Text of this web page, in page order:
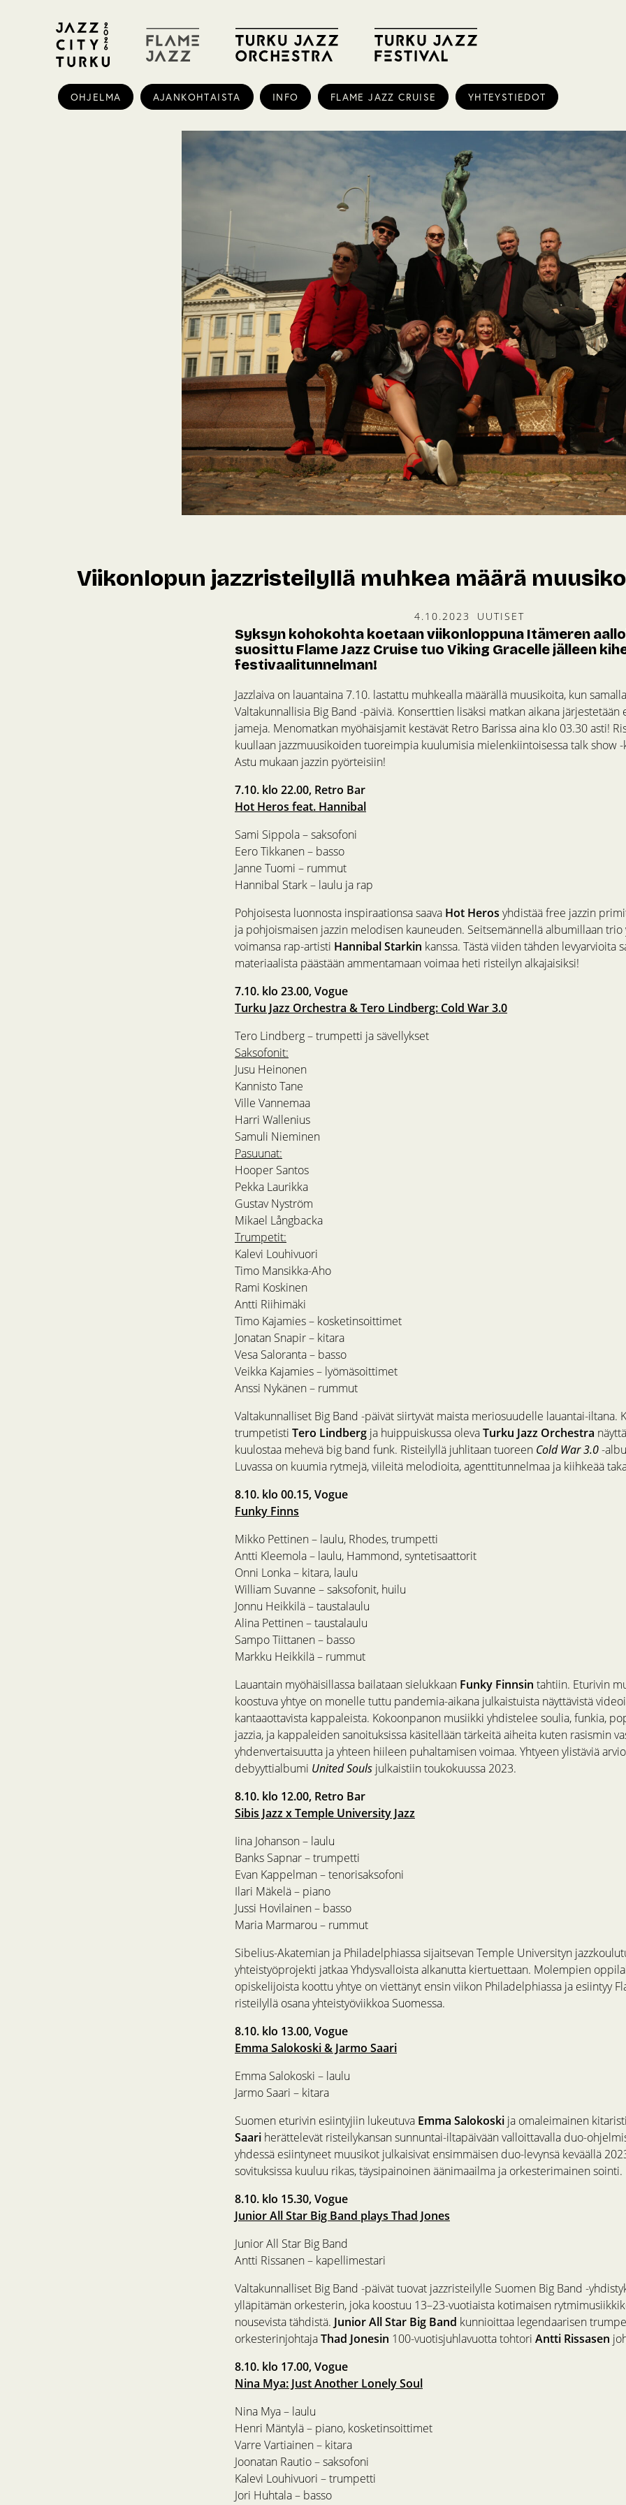
OHJELMA AJANKOHTAISTA INFO FLAME JAZZ CRUISE YHTEYSTIEDOT
Viikonlopun jazzristeilyllä muhkea määrä
4.10.2023 UUTISET
Syksyn kohokohta koetaan viikonloppuna Itämeren
suosittu Flame Jazz Cruise tuo Viking Gracelle jälleen
festivaalitunnelman!
Jazzlaiva on lauantaina 7.10. lastattu muhkealla määrällä muusikoita, kun
Valtakunnallisia Big Band -päiviä. Konserttien lisäksi matkan aikana järjestetään
jameja. Menomatkan myöhäisjamit kestävät Retro Barissa aina klo 03.30 asti!
kuullaan jazzmuusikoiden tuoreimpia kuulumisia mielenkiintoisessa talk show -
Astu mukaan jazzin pyörteisiin!
7.10. klo 22.00, Retro Bar
Hot Heros feat. Hannibal
Sami Sippola – saksofoni
Eero Tikkanen – basso
Janne Tuomi – rummut
Hannibal Stark – laulu ja rap
Pohjoisesta luonnosta inspiraationsa saava Hot Heros yhdistää free jazzin
ja pohjoismaisen jazzin melodisen kauneuden. Seitsemännellä albumillaan trio
voimansa rap-artisti Hannibal Starkin kanssa. Tästä viiden tähden levyarvioita
materiaalista päästään ammentamaan voimaa heti risteilyn alkajaisiksi!
7.10. klo 23.00, Vogue
Turku Jazz Orchestra & Tero Lindberg: Cold War 3.0
Tero Lindberg – trumpetti ja sävellykset
Saksofonit:
Jusu Heinonen
Kannisto Tane
Ville Vannemaa
Harri Wallenius
Samuli Nieminen
Pasuunat:
Hooper Santos
Pekka Laurikka
Gustav Nyström
Mikael Långbacka
Trumpetit:
Kalevi Louhivuori
Timo Mansikka-Aho
Rami Koskinen
Antti Riihimäki
Timo Kajamies – kosketinsoittimet
Jonatan Snapir – kitara
Vesa Saloranta – basso
Veikka Kajamies – lyömäsoittimet
Anssi Nykänen – rummut
Valtakunnalliset Big Band -päivät siirtyvät maista meriosuudelle lauantai-iltana.
trumpetisti Tero Lindberg ja huippuiskussa olevaTurku Jazz Orchestra
kuulostaa mehevä big band funk. Risteilyllä juhlitaan tuoreen Cold War 3.0-
Luvassa on kuumia rytmejä, viileitä melodioita, agenttitunnelmaa ja kiihkeää
8.10. klo 00.15, Vogue
Funky Finns
Mikko Pettinen – laulu, Rhodes, trumpetti
Antti Kleemola – laulu, Hammond, syntetisaattorit
Onni Lonka – kitara, laulu
William Suvanne – saksofonit, huilu
Jonnu Heikkilä – taustalaulu
Alina Pettinen – taustalaulu
Sampo Tiittanen – basso
Markku Heikkilä – rummut
Lauantain myöhäisillassa bailataan sielukkaan Funky Finnsin tahtiin. Eturivin
koostuva yhtye on monelle tuttu pandemia-aikana julkaistuista näyttävistä
kantaaottavista kappaleista. Kokoonpanon musiikki yhdistelee soulia, funkia,
jazzia, ja kappaleiden sanoituksissa käsitellään tärkeitä aiheita kuten rasismin
yhdenvertaisuutta ja yhteen hiileen puhaltamisen voimaa. Yhtyeen ylistäviä
debyyttialbumi United Souls julkaistiin toukokuussa 2023.
8.10. klo 12.00, Retro Bar
Sibis Jazz x Temple University Jazz
Iina Johanson – laulu
Banks Sapnar – trumpetti
Evan Kappelman – tenorisaksofoni
Ilari Mäkelä – piano
Jussi Hovilainen – basso
Maria Marmarou – rummut
Sibelius-Akatemian ja Philadelphiassa sijaitsevan Temple Universityn
yhteistyöprojekti jatkaa Yhdysvalloista alkanutta kiertuettaan. Molempien
opiskelijoista koottu yhtye on viettänyt ensin viikon Philadelphiassa ja esiintyy
risteilyllä osana yhteistyöviikkoa Suomessa.
8.10. klo 13.00, Vogue
Emma Salokoski & Jarmo Saari
Emma Salokoski – laulu
Jarmo Saari – kitara
Suomen eturivin esiintyjiin lukeutuva Emma Salokoski ja omaleimainen kitaristi
Saari herättelevät risteilykansan sunnuntai-iltapäivään valloittavalla duo-
yhdessä esiintyneet muusikot julkaisivat ensimmäisen duo-levynsä keväällä
sovituksissa kuuluu rikas, täysipainoinen äänimaailma ja orkesterimainen sointi.
8.10. klo 15.30, Vogue
Junior All Star Big Band plays Thad Jones
Junior All Star Big Band
Antti Rissanen – kapellimestari
Valtakunnalliset Big Band -päivät tuovat jazzristeilylle Suomen Big Band -
ylläpitämän orkesterin, joka koostuu 13–23-vuotiaista kotimaisen
nousevista tähdistä. Junior All Star Big Band kunnioittaa legendaarisen
orkesterinjohtajaThad Jonesin 100-vuotisjuhlavuotta tohtori Antti Rissasen
8.10. klo 17.00, Vogue
Nina Mya: Just Another Lonely Soul
Nina Mya – laulu
Henri Mäntylä – piano, kosketinsoittimet
Varre Vartiainen – kitara
Joonatan Rautio – saksofoni
Kalevi Louhivuori – trumpetti
Jori Huhtala – basso